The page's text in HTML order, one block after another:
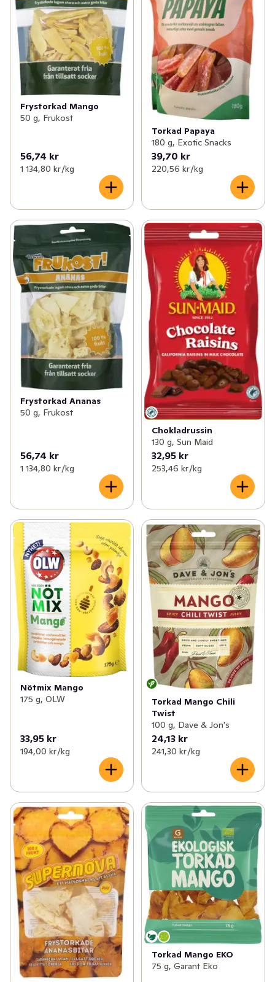
Frystorkad Mango
50 g, Frukost
56,74 kr
1 134,80 kr /kg
Torkad Papaya
180 g, Exotic Snacks
39,70 kr
220,56 kr /kg
Frystorkad Ananas
50 g, Frukost
56,74 kr
1 134,80 kr /kg
Chokladrussin
130 g, Sun Maid
32,95 kr
253,46 kr /kg
Nötmix Mango
175 g, OLW
33,95 kr
194,00 kr /kg
Torkad Mango Chili
Twist
100 g, Dave & Jon's
24,13 kr
241,30 kr /kg
Torkad Mango EKO
75 g, Garant Eko